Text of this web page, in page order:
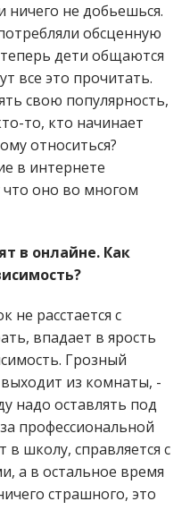
не добьешься.
обсценную
дети общаются
все это прочитать.
свою популярность,
то, кто начинает
относиться?
в интернете
оно во многом
в онлайне. Как
не расстается с
впадает в ярость
Грозный
выходит из комнаты,
надо оставлять под
профессиональной
школу, справляется с
а в остальное время
страшного, это